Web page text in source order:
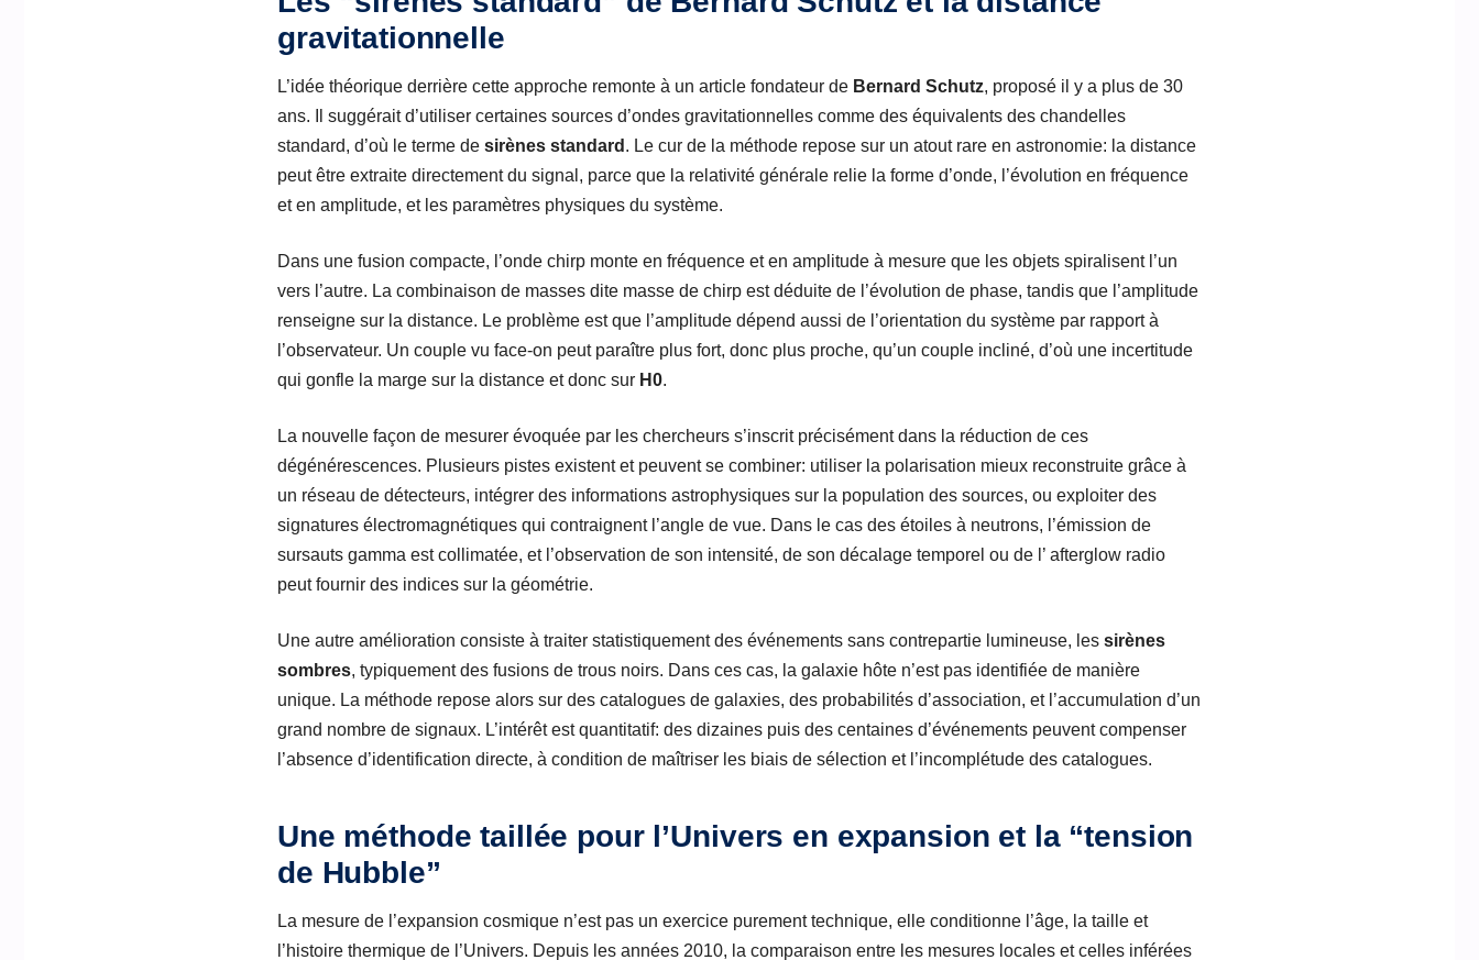
gravitationnelle
L’idée théorique derrière cette approche remonte à un article fondateur de Bernard Schutz, proposé il y a plus de 30
ans. Il suggérait d’utiliser certaines sources d’ondes gravitationnelles comme des équivalents des chandelles
standard, d’où le terme de sirènes standard . Le cur de la méthode repose sur un atout rare en astronomie: la distance
peut être extraite directement du signal, parce que la relativité générale relie la forme d’onde, l’évolution en fréquence
et en amplitude, et les paramètres physiques du système.
Dans une fusion compacte, l’onde chirp monte en fréquence et en amplitude à mesure que les objets spiralisent l’un
vers l’autre. La combinaison de masses dite masse de chirp est déduite de l’évolution de phase, tandis que l’amplitude
renseigne sur la distance. Le problème est que l’amplitude dépend aussi de l’orientation du système par rapport à
l’observateur. Un couple vu face-on peut paraître plus fort, donc plus proche, qu’un couple incliné, d’où une incertitude
qui gonfle la marge sur la distance et donc sur H0.
La nouvelle façon de mesurer évoquée par les chercheurs s’inscrit précisément dans la réduction de ces
dégénérescences. Plusieurs pistes existent et peuvent se combiner: utiliser la polarisation mieux reconstruite grâce à
un réseau de détecteurs, intégrer des informations astrophysiques sur la population des sources, ou exploiter des
signatures électromagnétiques qui contraignent l’angle de vue. Dans le cas des étoiles à neutrons, l’émission de
sursauts gamma est collimatée, et l’observation de son intensité, de son décalage temporel ou de l’ afterglow radio
peut fournir des indices sur la géométrie.
Une autre amélioration consiste à traiter statistiquement des événements sans contrepartie lumineuse, les sirènes
sombres, typiquement des fusions de trous noirs. Dans ces cas, la galaxie hôte n’est pas identifiée de manière
unique. La méthode repose alors sur des catalogues de galaxies, des probabilités d’association, et l’accumulation d’un
grand nombre de signaux. L’intérêt est quantitatif: des dizaines puis des centaines d’événements peuvent compenser
l’absence d’identification directe, à condition de maîtriser les biais de sélection et l’incomplétude des catalogues.
Une méthode taillée pour l’Univers en expansion et la “tension
de Hubble”
La mesure de l’expansion cosmique n’est pas un exercice purement technique, elle conditionne l’âge, la taille et
l’histoire thermique de l’Univers. Depuis les années 2010, la comparaison entre les mesures locales et celles inférées